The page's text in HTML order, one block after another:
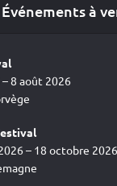
Événements à
8 août 2026
– 18 octobre 2026